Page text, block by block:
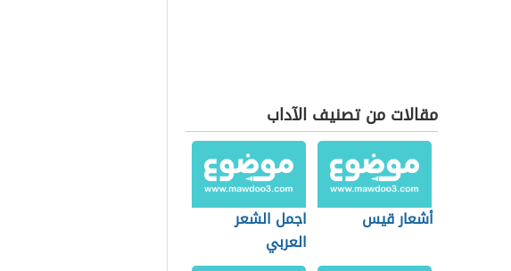
مقالات من تصنيف الآداب
أشعار قيس
اجمل الشعر
العربي